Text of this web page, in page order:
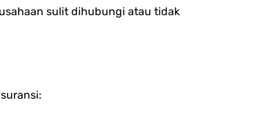
sulit dihubungi atau tidak